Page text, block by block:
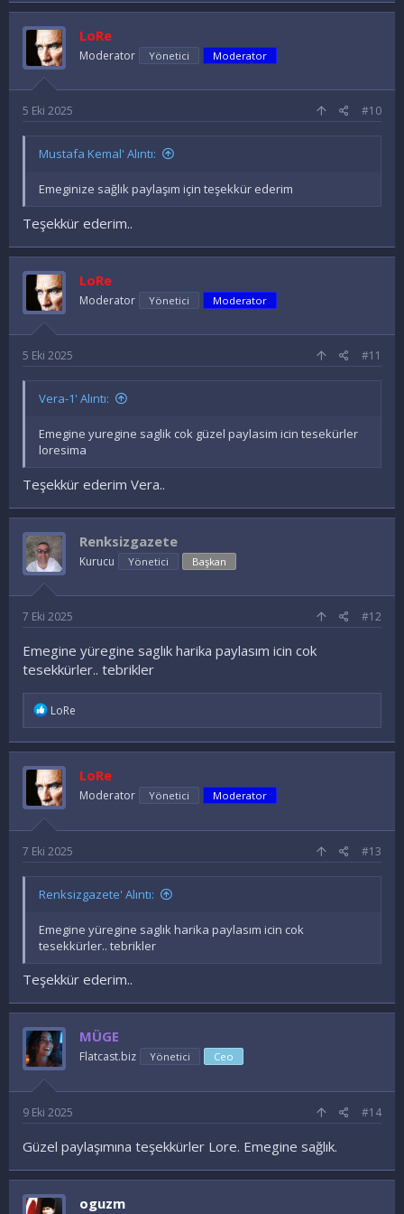
d
e
l
e
r
:
LoRe
Moderator Yönetici Moderator
5 Eki 2025 #10
Mustafa Kemal' Alıntı:
Emeginize sağlık paylaşım için teşekkür ederim
Teşekkür ederim..
LoRe
Moderator Yönetici Moderator
5 Eki 2025 #11
Vera-1' Alıntı:
Emegine yuregine saglik cok güzel paylasim icin tesekürler
loresima
Teşekkür ederim Vera..
Renksizgazete
Kurucu Yönetici Başkan
7 Eki 2025 #12
Emegine yüregine saglık harika paylasım icin cok
tesekkürler.. tebrikler
İ
d
e
l
e
r
:
LoRe
LoRe
Moderator Yönetici Moderator
7 Eki 2025 #13
Renksizgazete' Alıntı:
Emegine yüregine saglık harika paylasım icin cok
tesekkürler.. tebrikler
Teşekkür ederim..
MÜGE
Flatcast.biz Yönetici Ceo
9 Eki 2025 #14
Güzel paylaşımına teşekkürler Lore. Emegine sağlık.
oguzm